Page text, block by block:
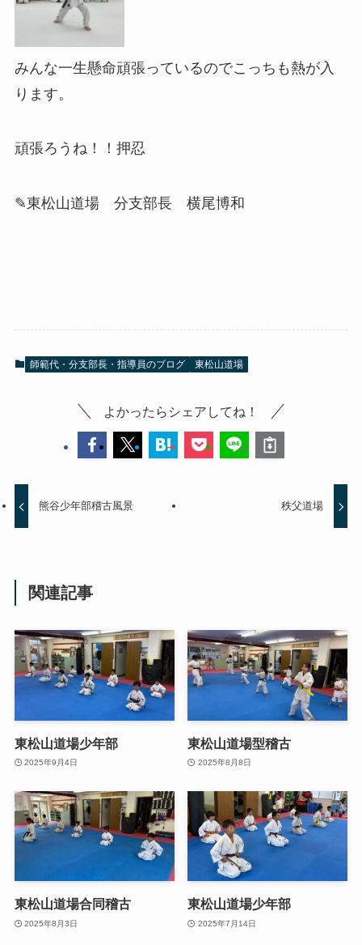
みんな一生懸命頑張っているのでこっちも熱が入
ります。
頑張ろうね！！押忍
✎東松山道場 分支部長 横尾博和
師範代・分支部長・指導員のブログ 東松山道場
よかったらシェアしてね！
熊谷少年部稽古風景 秩父道場
関連記事
東松山道場少年部
2025年9月4日
東松山道場型稽古
2025年8月8日
東松山道場合同稽古
2025年8月3日
東松山道場少年部
2025年7月14日